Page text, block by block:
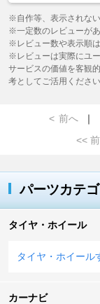
※自作等、表示されな
※一定数のレビューが
※レビュー数や表示順
※レビューは実際にユ
サービスの価値を客観
考としてご活用ください
< 前へ ｜
<<
パーツカテ
タイヤ・ホイール
タイヤ・ホイール
カーナビ